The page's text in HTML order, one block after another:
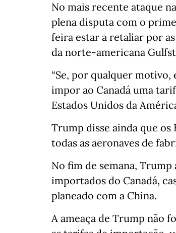
No mais recente ataque
plena disputa com o
feira estar a retaliar por
da norte-americana
“Se, por qualquer
impor ao Canadá uma
Estados Unidos da
Trump disse ainda que
todas as aeronaves de
No fim de semana,
importados do Canadá,
planeado com a China.
A ameaça de Trump não